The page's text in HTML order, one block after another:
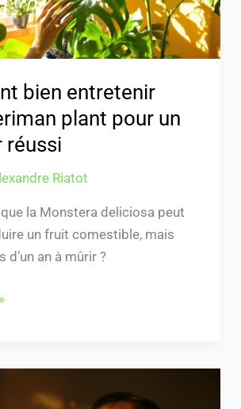
bien entretenir
plant pour un
réussi
Riatot
la Monstera deliciosa peut
un fruit comestible, mais
d’un an à mûrir ?